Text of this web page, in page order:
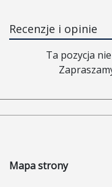
Recenzje i opinie
Ta pozycja
Mapa strony